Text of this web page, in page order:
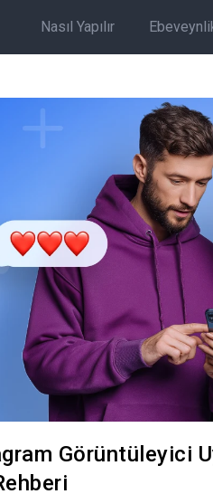
Nasıl Yapılır
Görüntüleyici